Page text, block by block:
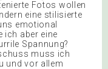
Fotos wollen
eine stilisierte
emotional
ich aber eine
Spannung?
muss ich
und vor allem